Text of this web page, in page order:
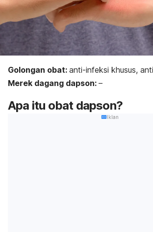
Golongan obat: anti-infeksi khusus,
Merek dagang dapson: –
Apa itu obat dapson?
Iklan